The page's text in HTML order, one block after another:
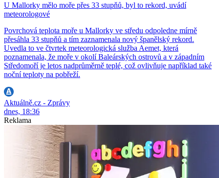
U Mallorky mělo moře přes 33 stupňů, byl to rekord, uvádí
meteorologové
Povrchová teplota moře u Mallorky ve středu odpoledne mírně
přesáhla 33 stupňů a tím zaznamenala nový španělský rekord.
Uvedla to ve čtvrtek meteorologická služba Aemet, která
poznamenala, že moře v okolí Baleárských ostrovů a v západním
Středomoří je letos nadprůměrně teplé, což ovlivňuje například také
noční teploty na pobřeží.
Aktuálně.cz - Zprávy
dnes, 18:36
Reklama